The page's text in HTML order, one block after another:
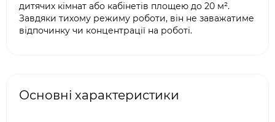
дитячих кімнат або кабінетів площею до 20 м².
Завдяки тихому режиму роботи, він не заважатиме
відпочинку чи концентрації на роботі.
Основні характеристики